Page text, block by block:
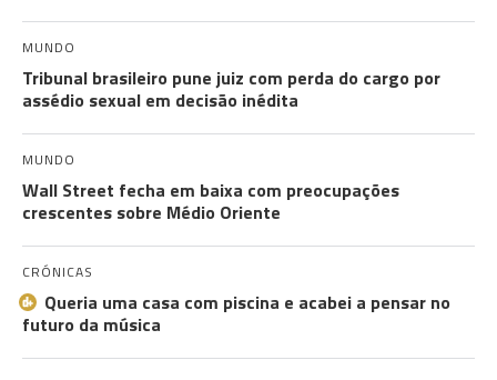
MUNDO
Tribunal brasileiro pune juiz com perda do cargo por
assédio sexual em decisão inédita
MUNDO
Wall Street fecha em baixa com preocupações
crescentes sobre Médio Oriente
CRÓNICAS
Queria uma casa com piscina e acabei a pensar no
futuro da música